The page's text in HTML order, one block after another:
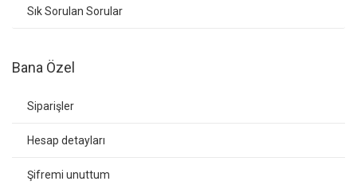
Sık Sorulan Sorular
Bana Özel
Siparişler
Hesap detayları
Şifremi unuttum